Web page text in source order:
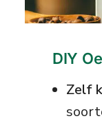
DIY
Zelf